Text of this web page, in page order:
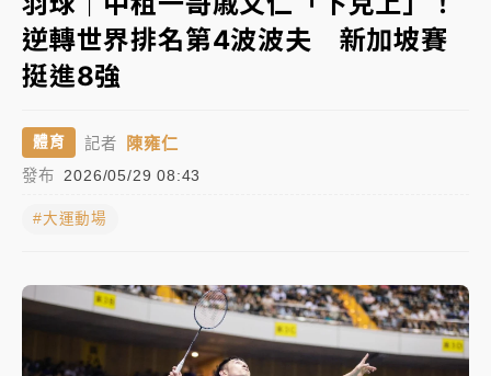
周六起展出延長至晚上7時
台東農業處長涉圖利渡假村！東檢抗告成功 今重開羈
押庭
父親節泡湯了！中颱白海豚雨彈轟3天 「紅到發紫」降
雨熱區曝
女律師陳昱瑄詐慈濟10億！黃金158kg遭查扣畫面曝光
旅局回應了
中信慈善基金會想增加董事人數！辜仲諒向法院聲請遭
駁 理由曝光
▼
逆轉世界排名第4波波夫 新加坡賽
挺進8強
體育 記者 陳雍仁
發布 2026/05/29 08:43
#大運動場